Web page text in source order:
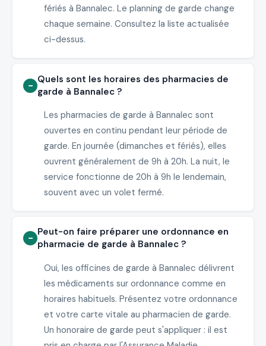
fériés à Bannalec. Le planning de garde change
chaque semaine. Consultez la liste actualisée
ci-dessus.
Quels sont les horaires des pharmacies de
garde à Bannalec ?
Les pharmacies de garde à Bannalec sont
ouvertes en continu pendant leur période de
garde. En journée (dimanches et fériés), elles
ouvrent généralement de 9h à 20h. La nuit, le
service fonctionne de 20h à 9h le lendemain,
souvent avec un volet fermé.
Peut-on faire préparer une ordonnance en
pharmacie de garde à Bannalec ?
Oui, les officines de garde à Bannalec délivrent
les médicaments sur ordonnance comme en
horaires habituels. Présentez votre ordonnance
et votre carte vitale au pharmacien de garde.
Un honoraire de garde peut s'appliquer : il est